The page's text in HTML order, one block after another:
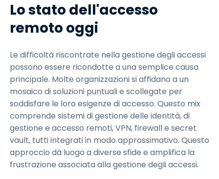
Lo stato dell'accesso
remoto oggi
Le difficoltà riscontrate nella gestione degli accessi
possono essere ricondotte a una semplice causa
principale. Molte organizzazioni si affidano a un
mosaico di soluzioni puntuali e scollegate per
soddisfare le loro esigenze di accesso. Questo mix
comprende sistemi di gestione delle identità, di
gestione e accesso remoti, VPN, firewall e secret
vault, tutti integrati in modo approssimativo. Questo
approccio dà luogo a diverse sfide e amplifica la
frustrazione associata alla gestione degli accessi.